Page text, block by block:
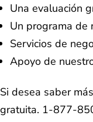
Una evaluación
Un programa de
Servicios de
Apoyo de
Si desea saber
gratuita. 1-877-